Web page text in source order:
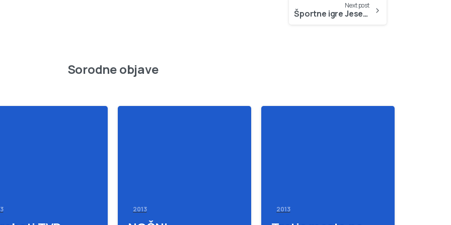
Next post
Športne igre Jesenic 2012/13 – Liga v košarki – 22.3.2013
Sorodne objave
2013 2013